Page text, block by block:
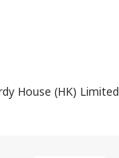
House (HK) Limited